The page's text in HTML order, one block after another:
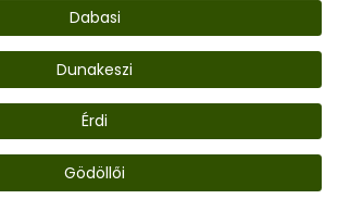
Dabasi
Dunakeszi
Érdi
Gödöllői